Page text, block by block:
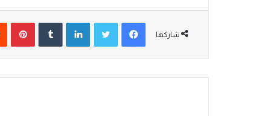
شاركها